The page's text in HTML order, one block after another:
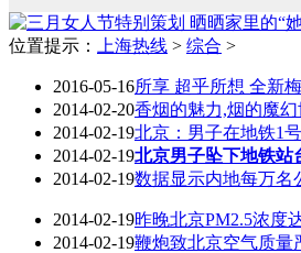
位置提示： 上海热线 > 综合 >
2016-05-16所享 超乎所想 全新
2014-02-20香烟的魅力,烟的魔幻
2014-02-19北京：男子在地铁1
2014-02-19北京男子坠下地铁站
2014-02-19数据显示内地每万名
2014-02-19昨晚北京PM2.5浓度
2014-02-19鞭炮致北京空气质量